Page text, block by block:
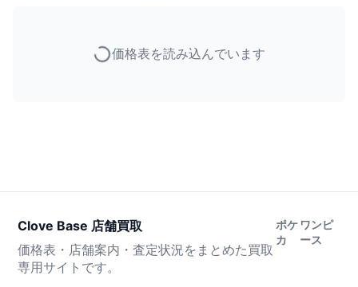
価格表を読み込んでいます
Clove Base 店舗買取
価格表・店舗案内・査定状況をまとめた買取
専用サイトです。
ポケ
カ
ワンピ
ース